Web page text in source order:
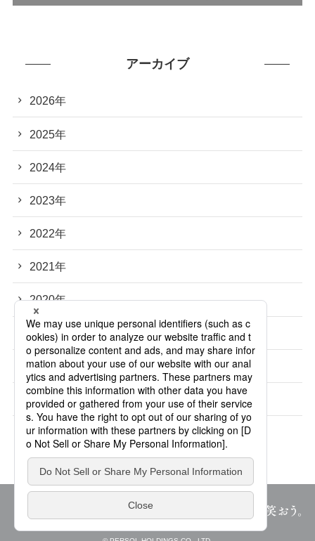
アーカイブ
2026年
2025年
2024年
2023年
2022年
2021年
2020年
2019年
2018年
2017年